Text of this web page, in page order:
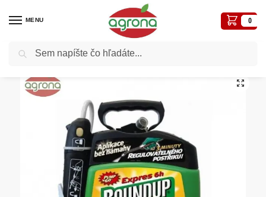
MENU 0
Domov Postreky-prípravky proti chorobám a škodcom